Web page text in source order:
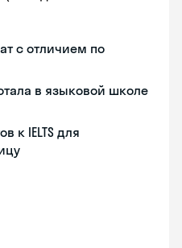
с отличием по
в языковой школе
к IELTS для